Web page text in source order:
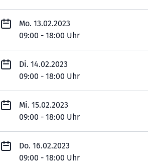
Mo. 13.02.2023
09:00 - 18:00 Uhr
Di. 14.02.2023
09:00 - 18:00 Uhr
Mi. 15.02.2023
09:00 - 18:00 Uhr
Do. 16.02.2023
09:00 - 18:00 Uhr